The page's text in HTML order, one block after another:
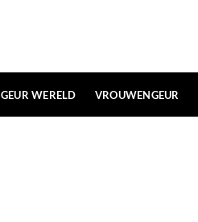
GEUR WERELD VROUWENGEUR